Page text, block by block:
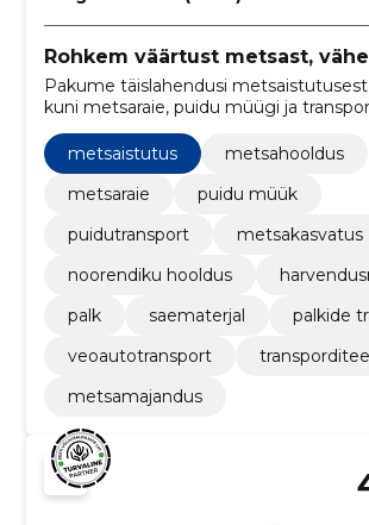
Rohkem väärtust metsast,
Pakume täislahendusi
kuni metsaraie, puidu müügi ja
Optimeerime puistu väärtust,
halduskoormust ning tagame
õigeaegse tarneahela.
metsaistutus
metsahooldus
metsaraie
puidu müük
puidutransport
metsakasvatus
noorendiku hooldus
palk
saematerjal
palkide
veoautotransport
metsamajandus